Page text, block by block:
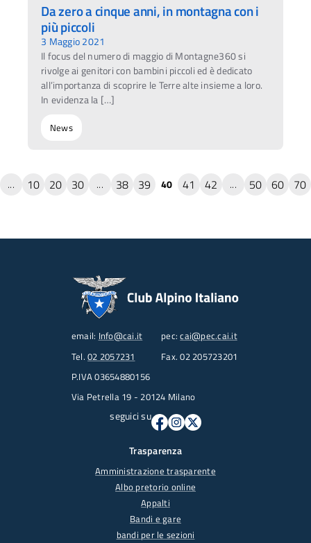
Da zero a cinque anni, in montagna con i
più piccoli
3 Maggio 2021
Il focus del numero di maggio di Montagne360 si
rivolge ai genitori con bambini piccoli ed è dedicato
all’importanza di scoprire le Terre alte insieme a loro.
In evidenza la […]
News
... 10 20 30 ... 38 39 40 41 42 ... 50 60 70
email: Info@cai.it pec:cai@pec.cai.it
Tel. 02 2057231
Fax. 02 205723201
P.IVA 03654880156
Via Petrella 19 - 20124 Milano
seguici su
Trasparenza
Amministrazione trasparente
Albo pretorio online
Appalti
Bandi e gare
bandi per le sezioni